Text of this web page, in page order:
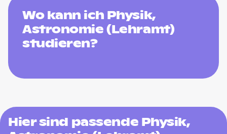
Wo kann ich Physik,
Astronomie (Lehramt)
studieren?
Hier sind passende Physik,